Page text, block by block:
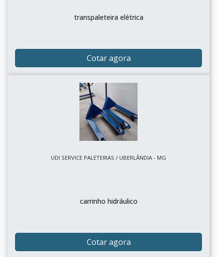
transpaleteira elétrica
Cotar agora
UDI SERVICE PALETEIRAS / UBERLÂNDIA - MG
carrinho hidráulico
Cotar agora